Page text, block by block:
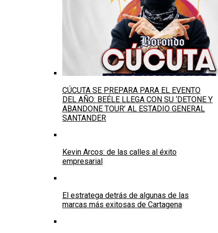
CÚCUTA SE PREPARA PARA EL EVENTO
DEL AÑO: BEÉLE LLEGA CON SU ‘DETONE Y
ABANDONE TOUR’ AL ESTADIO GENERAL
SANTANDER
Kevin Arcos: de las calles al éxito
empresarial
El estratega detrás de algunas de las
marcas más exitosas de Cartagena